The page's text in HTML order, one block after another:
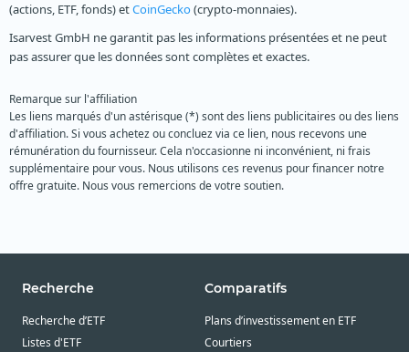
(actions, ETF, fonds) etCoinGecko(crypto-monnaies).
Isarvest GmbH ne garantit pas les informations présentées et ne peut
pas assurer que les données sont complètes et exactes.
Remarque sur l'affiliation
Les liens marqués d'un astérisque (*) sont des liens publicitaires ou des liens
d'affiliation. Si vous achetez ou concluez via ce lien, nous recevons une
rémunération du fournisseur. Cela n'occasionne ni inconvénient, ni frais
supplémentaire pour vous. Nous utilisons ces revenus pour financer notre
offre gratuite. Nous vous remercions de votre soutien.
Recherche
Recherche d’ETF
Listes d'ETF
Comparatifs
Plans d’investissement en ETF
Courtiers